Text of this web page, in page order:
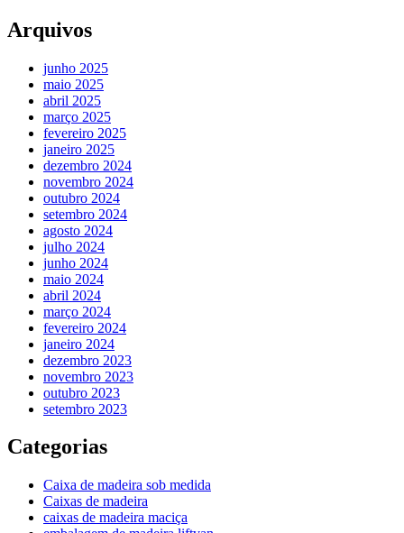
Arquivos
junho 2025
maio 2025
abril 2025
março 2025
fevereiro 2025
janeiro 2025
dezembro 2024
novembro 2024
outubro 2024
setembro 2024
agosto 2024
julho 2024
junho 2024
maio 2024
abril 2024
março 2024
fevereiro 2024
janeiro 2024
dezembro 2023
novembro 2023
outubro 2023
setembro 2023
Categorias
Caixa de madeira sob medida
Caixas de madeira
caixas de madeira maciça